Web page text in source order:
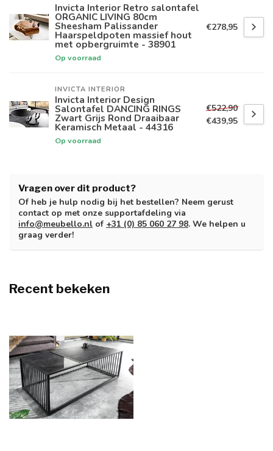
Invicta Interior Retro salontafel
ORGANIC LIVING 80cm
Sheesham Palissander
Haarspeldpoten massief hout
met opbergruimte - 38901
Op voorraad
€278,95
INVICTA INTERIOR
Invicta Interior Design
Salontafel DANCING RINGS
Zwart Grijs Rond Draaibaar
Keramisch Metaal - 44316
Op voorraad
€522,90
€439,95
Vragen over dit product?
Of heb je hulp nodig bij het bestellen? Neem gerust
contact op met onze supportafdeling via
info@meubello.nl of +31 (0) 85 060 27 98. We helpen u
graag verder!
Recent bekeken